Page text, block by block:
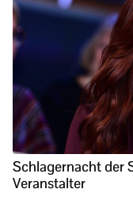
Schlagernacht der
Veranstalter